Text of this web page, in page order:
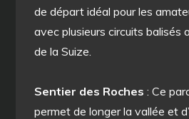
de départ idéal pour les
avec plusieurs circuits balisés
de la Suize.
Sentier des Roches : Ce
permet de longer la vallée et